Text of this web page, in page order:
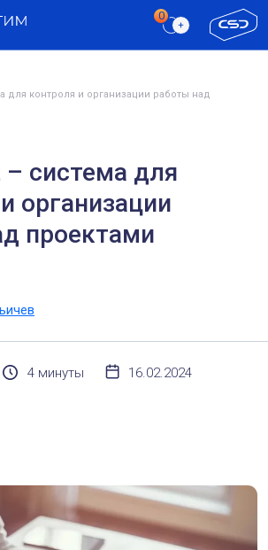
для контроля и организации работы над
– система для
организации
проектами
4 минуты 16.02.2024